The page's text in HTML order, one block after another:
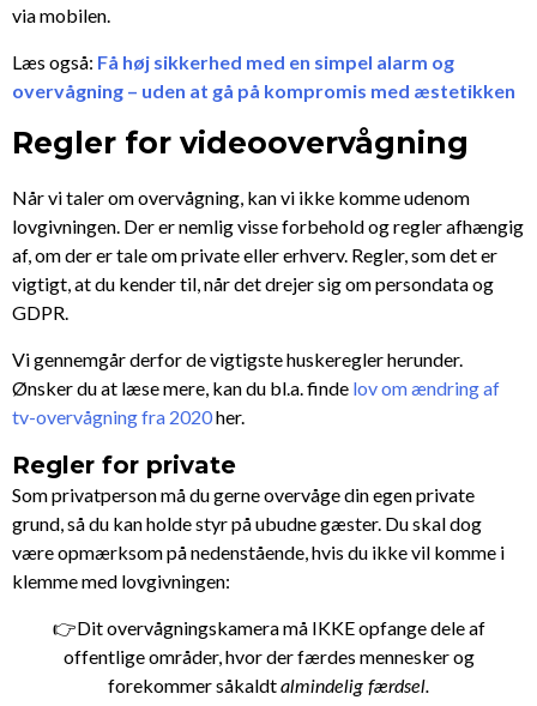
via mobilen.
Læs også: Få høj sikkerhed med en simpel alarm og
overvågning – uden at gå på kompromis med æstetikken
Regler for videoovervågning
Når vi taler om overvågning, kan vi ikke komme udenom
lovgivningen. Der er nemlig visse forbehold og regler afhængig
af, om der er tale om private eller erhverv. Regler, som det er
vigtigt, at du kender til, når det drejer sig om persondata og
GDPR.
Vi gennemgår derfor de vigtigste huskeregler herunder.
Ønsker du at læse mere, kan du bl.a. finde lov om ændring af
tv-overvågning fra 2020her.
Regler for private
Som privatperson må du gerne overvåge din egen private
grund, så du kan holde styr på ubudne gæster. Du skal dog
være opmærksom på nedenstående, hvis du ikke vil komme i
klemme med lovgivningen:
👉Dit overvågningskamera må IKKE opfange dele af
offentlige områder, hvor der færdes mennesker og
forekommer såkaldtalmindelig færdsel.